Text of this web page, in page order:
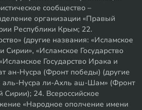
сообщество –
организации «Правый
Республики Крым; 22.
(другие названия: «Исламское
Сирии», «Исламское Государство
Государство Ирака и
ан-Нусра (Фронт победы) (другие
аль-Нусра ли-Ахль аш-Шам» (Фронт
24. Всероссийское
«Народное ополчение имени